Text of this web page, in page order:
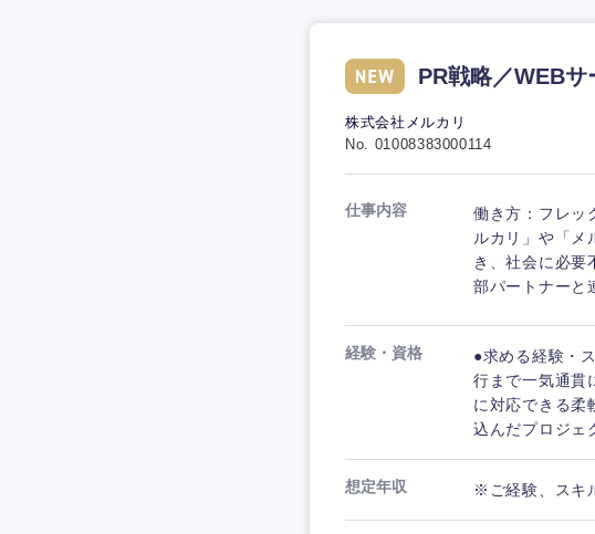
PR戦略／WEB
株式会社メルカリ
No. 01008383000114
仕事内容
働き方：フレッ
ルカリ」や「メ
き、社会に必要
部パートナーと
経験・資格
●求める経験・
行まで一気通貫
に対応できる柔
込んだプロジェ
想定年収 ※ご経験、スキ